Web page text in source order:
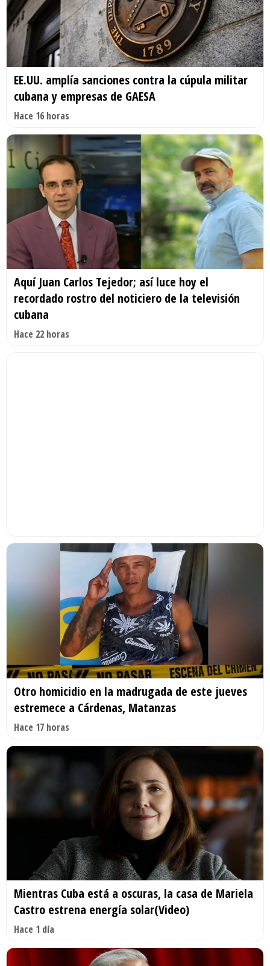
EE.UU. amplía sanciones contra la cúpula militar
cubana y empresas de GAESA
Hace 16 horas
Aquí Juan Carlos Tejedor; así luce hoy el
recordado rostro del noticiero de la televisión
cubana
Hace 22 horas
Otro homicidio en la madrugada de este jueves
estremece a Cárdenas, Matanzas
Hace 17 horas
Mientras Cuba está a oscuras, la casa de Mariela
Castro estrena energía solar(Video)
Hace 1 día